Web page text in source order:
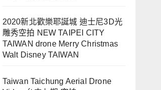
2020新北歡樂耶誕城 迪士尼3D光
雕秀空拍 NEW TAIPEI CITY
TAIWAN drone Merry Christmas
Walt Disney TAIWAN
Taiwan Taichung Aerial Drone